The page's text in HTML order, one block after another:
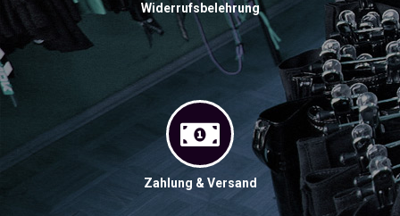
Widerrufsbelehrung
Zahlung & Versand